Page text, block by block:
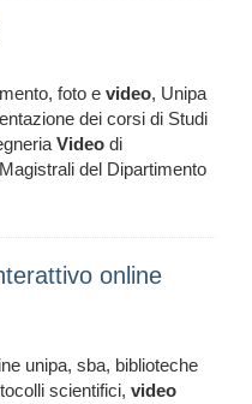
foto e video, Unipa
dei corsi di Studi
Video di
del Dipartimento
online
unipa, sba, biblioteche
scientifici, video